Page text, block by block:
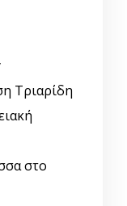
Τριαρίδη
στο